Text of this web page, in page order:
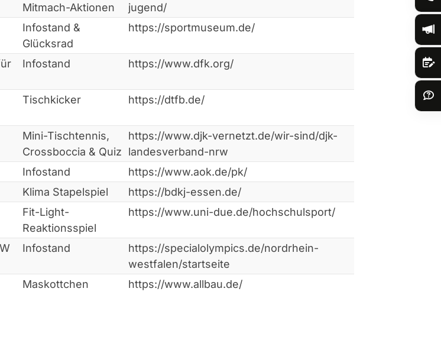
Mitmach-Aktionen
jugend/
Infostand &
Glücksrad
https://sportmuseum.de/
Infostand https://www.dfk.org/
Tischkicker https://dtfb.de/
Mini-Tischtennis,
Crossboccia & Quiz
https://www.djk-vernetzt.de/wir-sind/djk-
landesverband-nrw
Infostand
https://www.aok.de/pk/
Klima Stapelspiel
https://bdkj-essen.de/
Fit-Light-
Reaktionsspiel
https://www.uni-due.de/hochschulsport/
Infostand
https://specialolympics.de/nordrhein-
westfalen/startseite
Maskottchen https://www.allbau.de/